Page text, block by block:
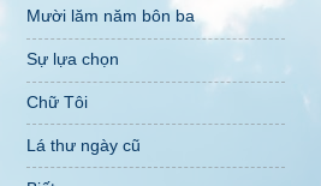
Mười lăm năm bôn ba
Sự lựa chọn
Chữ Tôi
Lá thư ngày cũ